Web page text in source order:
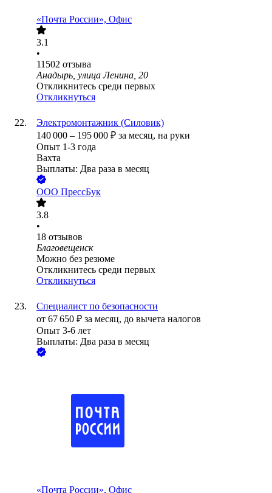
«Почта России», Офис
3.1
•
11502 отзыва
Анадырь, улица Ленина, 20
Откликнитесь среди первых
Откликнуться
Электромонтажник (Силовик)
140 000 – 195 000 ₽ за месяц, на руки
Опыт 1-3 года
Вахта
Выплаты: Два раза в месяц
ООО ПрессБук
3.8
•
18 отзывов
Благовещенск
Можно без резюме
Откликнитесь среди первых
Откликнуться
Специалист по безопасности
от 67 650 ₽ за месяц, до вычета налогов
Опыт 3-6 лет
Выплаты: Два раза в месяц
«Почта России», Офис